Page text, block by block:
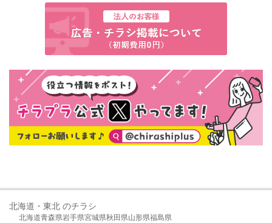
北海道・東北 のチラシ
北海道青森県岩手県宮城県秋田県山形県福島県